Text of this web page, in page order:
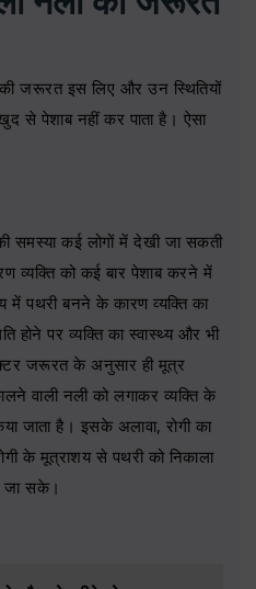
जरूरत इस लिए और उन स्थितियों
से पेशाब नहीं कर पाता है। ऐसा
कई लोगों में देखी जा सकती
व्यक्ति को कई बार पेशाब करने में
में पथरी बनने के कारण व्यक्ति का
होने पर व्यक्ति का स्वास्थ्य और भी
जरूरत के अनुसार ही मूत्र
वाली नली को लगाकर व्यक्ति के
जाता है। इसके अलावा, रोगी का
के मूत्राशय से पथरी को निकाला
जा सके।